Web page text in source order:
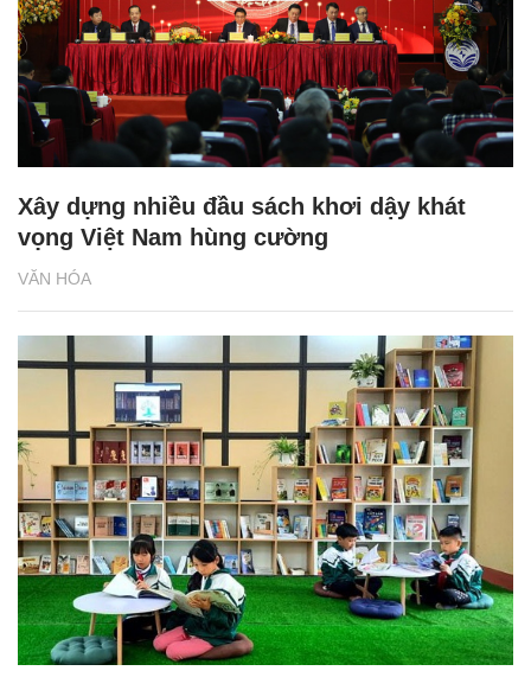
VĂN HÓA
Xây dựng nhiều đầu sách khơi dậy khát
vọng Việt Nam hùng cường